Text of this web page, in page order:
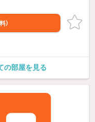
）
の部屋を見る